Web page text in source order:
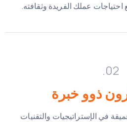
عملك الفريدة وثقافته.
02.
ذوو خبرة
في الإستراتيجيات والتقنيات